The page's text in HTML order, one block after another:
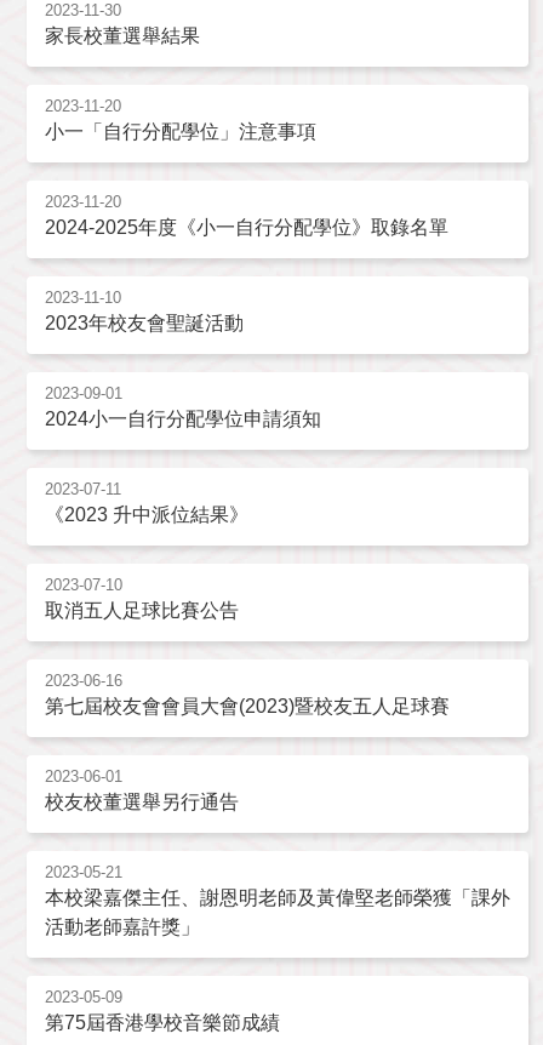
2023-11-30
家長校董選舉結果
2023-11-20
小一「自行分配學位」注意事項
2023-11-20
2024-2025年度《小一自行分配學位》取錄名單
2023-11-10
2023年校友會聖誕活動
2023-09-01
2024小一自行分配學位申請須知
2023-07-11
《2023 升中派位結果》
2023-07-10
取消五人足球比賽公告
2023-06-16
第七屆校友會會員大會(2023)暨校友五人足球賽
2023-06-01
校友校董選舉另行通告
2023-05-21
本校梁嘉傑主任、謝恩明老師及黃偉堅老師榮獲「課外
活動老師嘉許獎」
2023-05-09
第75屆香港學校音樂節成績